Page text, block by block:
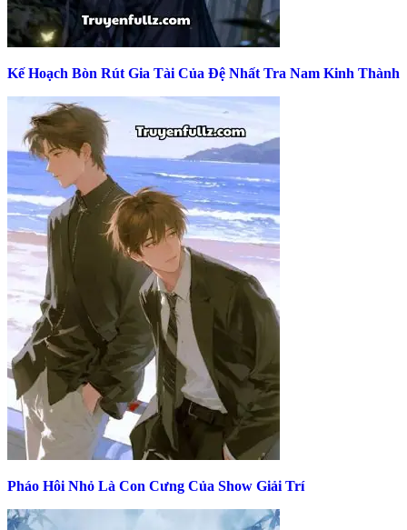
Kế Hoạch Bòn Rút Gia Tài Của Đệ Nhất Tra Nam Kinh Thành
Pháo Hôi Nhỏ Là Con Cưng Của Show Giải Trí